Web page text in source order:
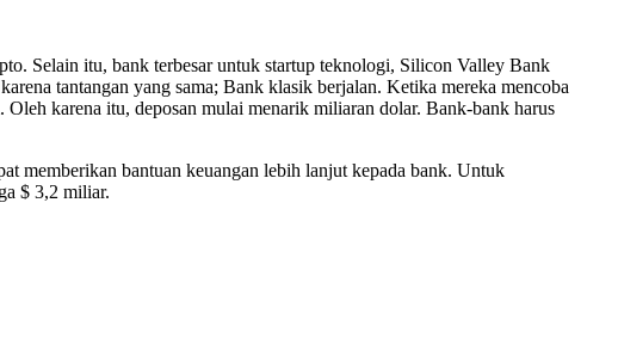
Selain itu, bank terbesar untuk startup teknologi, Silicon Valley Bank
tantangan yang sama; Bank klasik berjalan. Ketika mereka mencoba
karena itu, deposan mulai menarik miliaran dolar. Bank-bank harus
memberikan bantuan keuangan lebih lanjut kepada bank. Untuk
$ 3,2 miliar.